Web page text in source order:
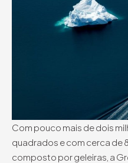
Com pouco mais de dois
quadrados e com cerca de
composto por geleiras, a